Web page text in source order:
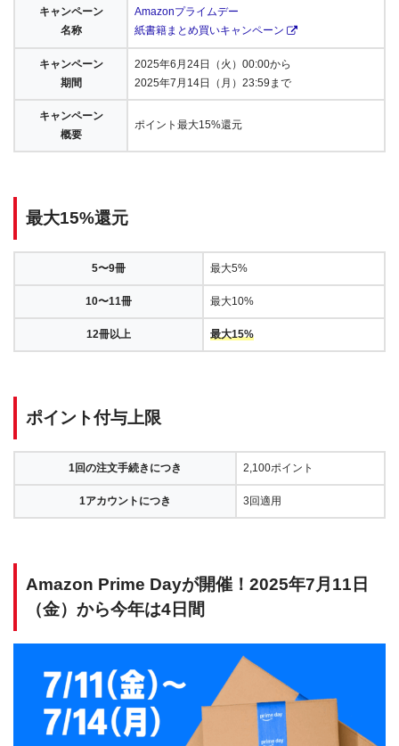
キャンペーン
名称
Amazonプライムデー
紙書籍まとめ買いキャンペーン
キャンペーン
期間
2025年6月24日（火）00:00から
2025年7月14日（月）23:59まで
キャンペーン
概要
ポイント最大15%還元
最大15%還元
5〜9冊 最大5%
10〜11冊 最大10%
12冊以上 最大15%
ポイント付与上限
1回の注文手続きにつき 2,100ポイント
1アカウントにつき 3回適用
Amazon Prime Dayが開催！2025年7月11日
（金）から今年は4日間